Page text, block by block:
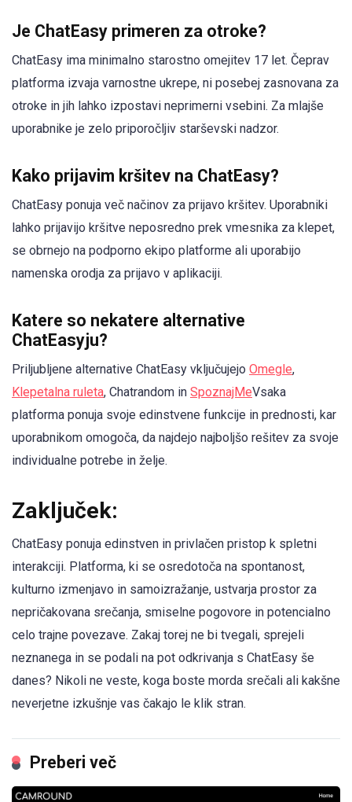
Je ChatEasy primeren za otroke?
ChatEasy ima minimalno starostno omejitev 17 let. Čeprav
platforma izvaja varnostne ukrepe, ni posebej zasnovana za
otroke in jih lahko izpostavi neprimerni vsebini. Za mlajše
uporabnike je zelo priporočljiv starševski nadzor.
Kako prijavim kršitev na ChatEasy?
ChatEasy ponuja več načinov za prijavo kršitev. Uporabniki
lahko prijavijo kršitve neposredno prek vmesnika za klepet,
se obrnejo na podporno ekipo platforme ali uporabijo
namenska orodja za prijavo v aplikaciji.
Katere so nekatere alternative
ChatEasyju?
Priljubljene alternative ChatEasy vključujejo Omegle,
Klepetalna ruleta, Chatrandom in SpoznajMeVsaka
platforma ponuja svoje edinstvene funkcije in prednosti, kar
uporabnikom omogoča, da najdejo najboljšo rešitev za svoje
individualne potrebe in želje.
Zaključek:
ChatEasy ponuja edinstven in privlačen pristop k spletni
interakciji. Platforma, ki se osredotoča na spontanost,
kulturno izmenjavo in samoizražanje, ustvarja prostor za
nepričakovana srečanja, smiselne pogovore in potencialno
celo trajne povezave. Zakaj torej ne bi tvegali, sprejeli
neznanega in se podali na pot odkrivanja s ChatEasy še
danes? Nikoli ne veste, koga boste morda srečali ali kakšne
neverjetne izkušnje vas čakajo le klik stran.
Preberi več